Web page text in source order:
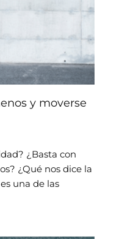
y moverse
¿Basta con
¿Qué nos dice la
una de las